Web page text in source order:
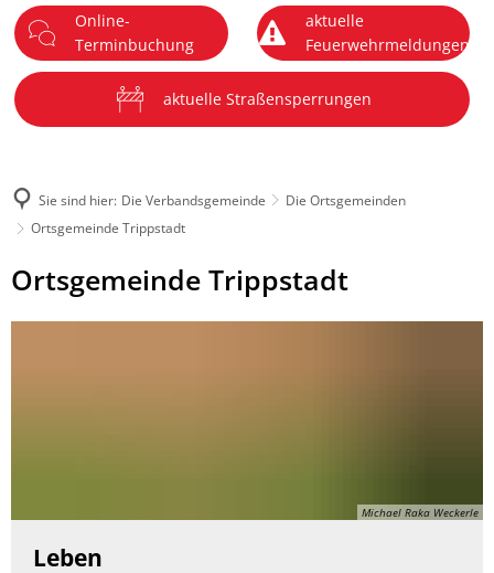
Menü
Online-
Terminbuchung
aktuelle
Feuerwehrmeldungen
aktuelle Straßensperrungen
Sie sind hier: Die Verbandsgemeinde
Die Ortsgemeinden
Ortsgemeinde Trippstadt
Ortsgemeinde
Trippstadt
Ortsgemeinde Trippstadt
Michael Raka Weckerle
Leben